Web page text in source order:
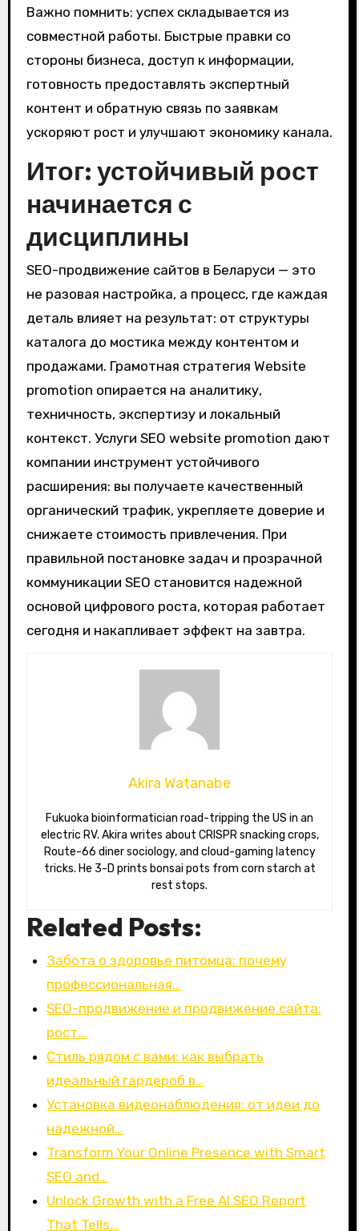
Важно помнить: успех складывается из
совместной работы. Быстрые правки со
стороны бизнеса, доступ к информации,
готовность предоставлять экспертный
контент и обратную связь по заявкам
ускоряют рост и улучшают экономику канала.
Итог: устойчивый рост
начинается с
дисциплины
SEO-продвижение сайтов в Беларуси — это
не разовая настройка, а процесс, где каждая
деталь влияет на результат: от структуры
каталога до мостика между контентом и
продажами. Грамотная стратегия Website
promotion опирается на аналитику,
техничность, экспертизу и локальный
контекст. Услуги SEO website promotion дают
компании инструмент устойчивого
расширения: вы получаете качественный
органический трафик, укрепляете доверие и
снижаете стоимость привлечения. При
правильной постановке задач и прозрачной
коммуникации SEO становится надежной
основой цифрового роста, которая работает
сегодня и накапливает эффект на завтра.
Akira Watanabe
Fukuoka bioinformatician road-tripping the US in an
electric RV. Akira writes about CRISPR snacking crops,
Route-66 diner sociology, and cloud-gaming latency
tricks. He 3-D prints bonsai pots from corn starch at
rest stops.
Related Posts:
Забота о здоровье питомца: почему
профессиональная…
SEO-продвижение и продвижение сайта:
рост…
Стиль рядом с вами: как выбрать
идеальный гардероб в…
Установка видеонаблюдения: от идеи до
надежной…
Transform Your Online Presence with Smart
SEO and…
Unlock Growth with a Free AI SEO Report
That Tells…